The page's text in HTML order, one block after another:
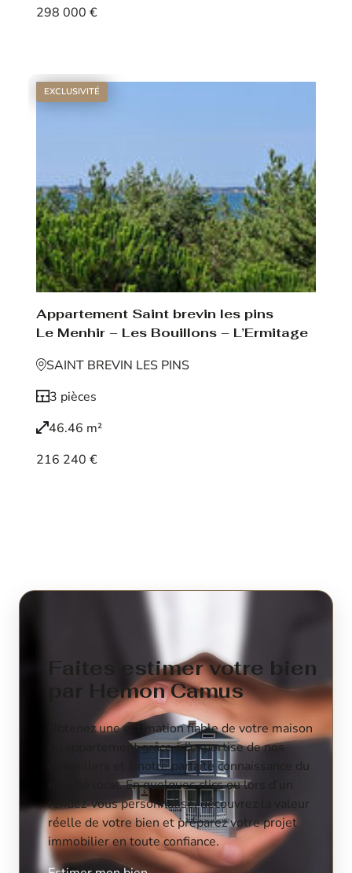
298 000 €
EXCLUSIVITÉ
Appartement Saint brevin les pins
Le Menhir – Les Bouillons – L’Ermitage
SAINT BREVIN LES PINS
3 pièces
46.46 m²
216 240 €
Faites estimer votre bien
par Hemon Camus
Obtenez une estimation fiable de votre maison
ou appartement grâce à l’expertise de nos
conseillers et à notre parfaite connaissance du
marché local. En quelques clics ou lors d’un
rendez-vous personnalisé, découvrez la valeur
réelle de votre bien et préparez votre projet
immobilier en toute confiance.